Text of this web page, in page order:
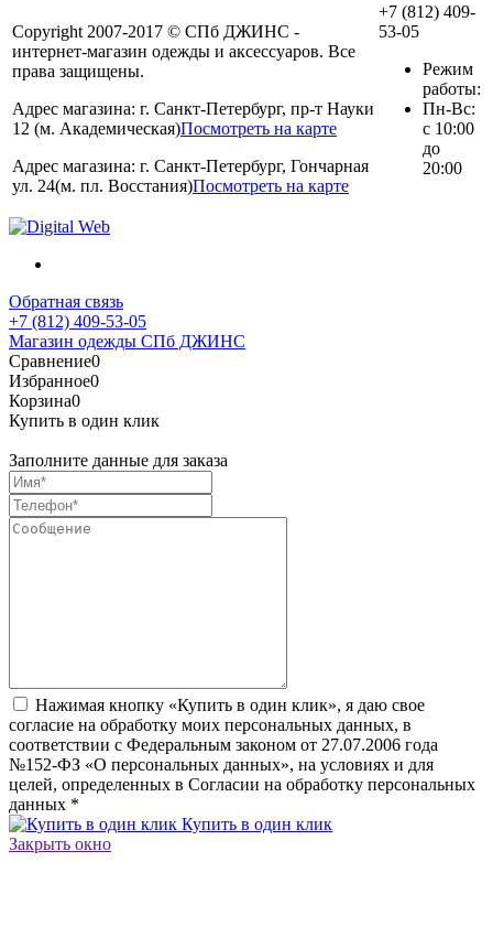
Copyright 2007-2017 © СПб ДЖИНС -
интернет-магазин одежды и аксессуаров. Все
права защищены.
Адрес магазина: г. Санкт-Петербург, пр-т Науки
12 (м. Академическая)Посмотреть на карте
Адрес магазина: г. Санкт-Петербург, Гончарная
ул. 24(м. пл. Восстания)Посмотреть на карте
+7 (812) 409-
53-05
Режим
работы:
Пн-Вс:
с 10:00
до
20:00
Обратная связь
+7 (812) 409-53-05
Магазин одежды СПб ДЖИНС
Сравнение0
Избранное0
Корзина0
Купить в один клик
Заполните данные для заказа
Нажимая кнопку «Купить в один клик», я даю свое
согласие на обработку моих персональных данных, в
соответствии с Федеральным законом от 27.07.2006 года
№152-ФЗ «О персональных данных», на условиях и для
целей, определенных в Согласии на обработку персональных
данных *
Купить в один клик
Закрыть окно